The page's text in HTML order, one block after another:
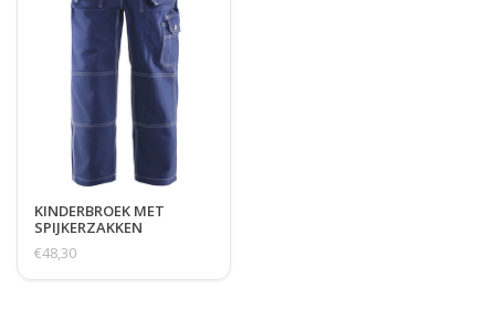
KINDERBROEK MET
SPIJKERZAKKEN
€48,30